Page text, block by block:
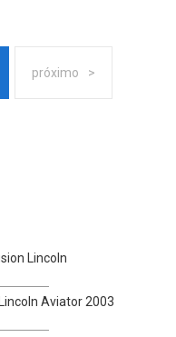
próximo
Lincoln
Aviator 2003